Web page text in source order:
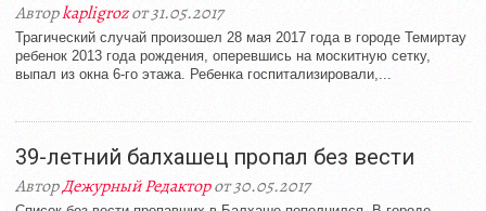
Авторkapligrozот 31.05.2017
Трагический случай произошел 28 мая 2017 года в городе Темиртау
ребенок 2013 года рождения, оперевшись на москитную сетку,
выпал из окна 6-го этажа. Ребенка госпитализировали,...
39-летний балхашец пропал без вести
АвторДежурный Редакторот 30.05.2017